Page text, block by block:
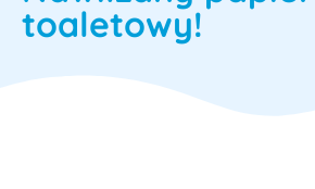
toaletowy!